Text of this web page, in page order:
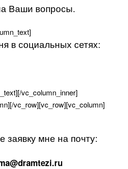
Ваши вопросы.
в социальных сетях:
vc_column_inner]
vc_row][vc_row][vc_column]
заявку мне на почту: